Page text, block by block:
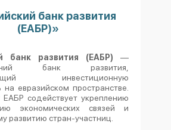
банк развития
(ЕАБР)»
банк развития (ЕАБР) —
банк развития,
инвестиционную
на евразийском пространстве.
содействует укреплению
экономических связей и
развитию стран-участниц.